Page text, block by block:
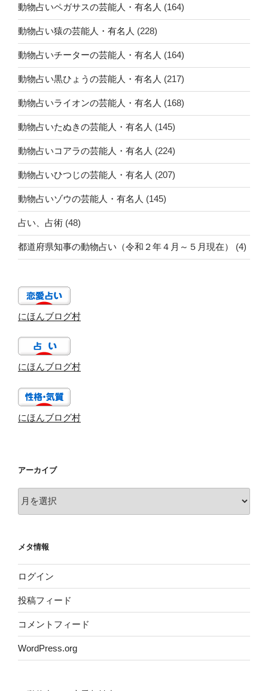
動物占いペガサスの芸能人・有名人 (164)
動物占い猿の芸能人・有名人 (228)
動物占いチーターの芸能人・有名人 (164)
動物占い黒ひょうの芸能人・有名人 (217)
動物占いライオンの芸能人・有名人 (168)
動物占いたぬきの芸能人・有名人 (145)
動物占いコアラの芸能人・有名人 (224)
動物占いひつじの芸能人・有名人 (207)
動物占いゾウの芸能人・有名人 (145)
占い、占術 (48)
都道府県知事の動物占い（令和２年４月～５月現在） (4)
にほんブログ村
にほんブログ村
にほんブログ村
アーカイブ
ー
ブ
メタ情報
ログイン
投稿フィード
コメントフィード
WordPress.org